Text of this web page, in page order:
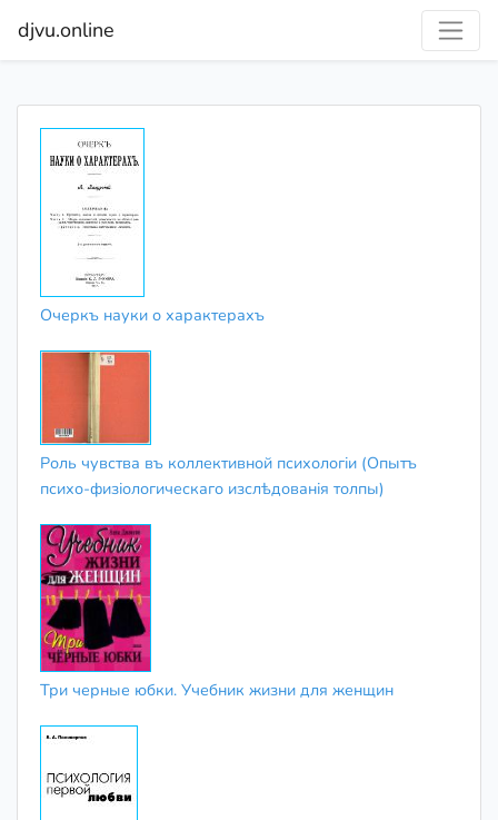
djvu.online
Очеркъ науки о характерахъ
Роль чувства въ коллективной психологіи (Опытъ
психо-физіологическаго изслѣдованія толпы)
Три черные юбки. Учебник жизни для женщин